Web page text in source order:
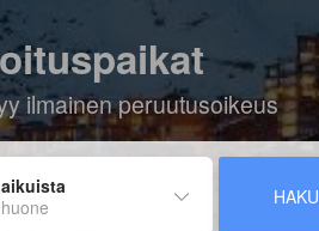
ilmainen peruutusoikeus
HAKU